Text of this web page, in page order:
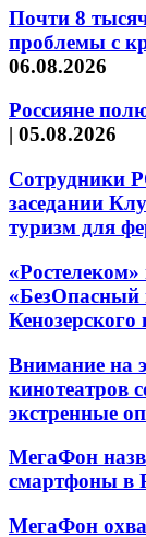
Почти 8
проблемы с
06.08.2026
Россияне
| 05.08.2026
Сотрудники
заседании
туризм для
«БезОпасный
Внимание на
кинотеатров
экстренные
МегаФон
смартфоны в
МегаФон